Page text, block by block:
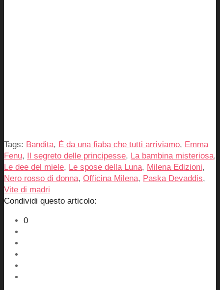
Tags: Bandita, È da una fiaba che tutti arriviamo, Emma
Fenu, Il segreto delle principesse, La bambina misteriosa,
Le dee del miele, Le spose della Luna, Milena Edizioni,
Nero rosso di donna, Officina Milena, Paska Devaddis,
Vite di madri
Condividi questo articolo:
0